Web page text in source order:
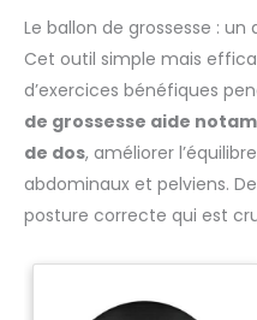
Le ballon de grossesse : un
Cet outil simple mais
d’exercices bénéfiques
de grossesse aide
de dos, améliorer
abdominaux et pelviens.
posture correcte qui est